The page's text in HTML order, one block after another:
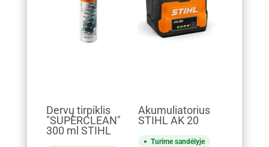
Dervų tirpiklis
"SUPERCLEAN"
300 ml STIHL
Akumuliatorius
STIHL AK 20
Turime sandėlyje